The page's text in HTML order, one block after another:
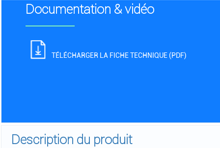
Documentation & vidéo
TÉLÉCHARGER LA FICHE TECHNIQUE (PDF)
Description du produit